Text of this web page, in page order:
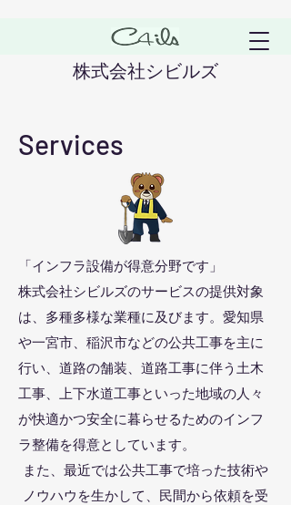
株式会社シビルズ
Services
「インフラ設備が得意分野です」
株式会社シビルズのサービスの提供対象
は、多種多様な業種に及びます。愛知県
や一宮市、稲沢市などの公共工事を主に
行い、 道路の舗装、道路工事に伴う土木
工事、上下水道工事といった地域の人々
が快適かつ安全に暮らせるためのインフ
ラ整備を得意としています。
また、最近では​公共工事で培った技術や
ノウハウを生かして、民間から依頼を受